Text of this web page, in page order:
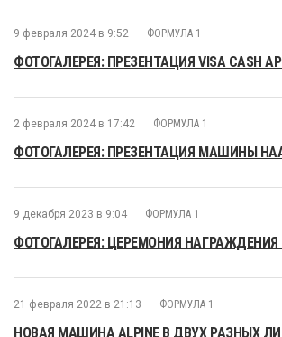
9 февраля 2024 в 9:52 ФОРМУЛА 1
ФОТОГАЛЕРЕЯ: ПРЕЗЕНТАЦИЯ VISA CASH
2 февраля 2024 в 17:42 ФОРМУЛА 1
ФОТОГАЛЕРЕЯ: ПРЕЗЕНТАЦИЯ МАШИНЫ
9 декабря 2023 в 9:04 ФОРМУЛА 1
ФОТОГАЛЕРЕЯ: ЦЕРЕМОНИЯ НАГРАЖДЕНИЯ
21 февраля 2022 в 21:13 ФОРМУЛА 1
НОВАЯ МАШИНА ALPINE В ДВУХ РАЗНЫХ